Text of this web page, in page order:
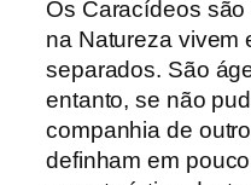
Os Caracídeos
na Natureza vivem
separados. São
entanto, se não
companhia de
definham em